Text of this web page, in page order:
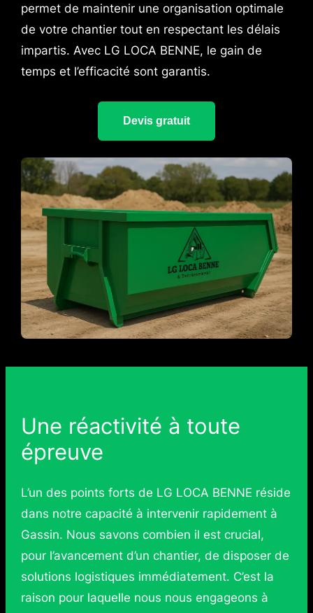
permet de maintenir une organisation optimale
de votre chantier tout en respectant les délais
impartis. Avec LG LOCA BENNE, le gain de
temps et l’efficacité sont garantis.
Devis gratuit
Une réactivité à toute
épreuve
L’un des points forts de LG LOCA BENNE réside
dans notre capacité à intervenir rapidement à
Gassin. Nous savons combien il est crucial,
pour l’avancement d’un chantier, de disposer de
solutions logistiques immédiatement. C’est la
raison pour laquelle nous nous engageons à